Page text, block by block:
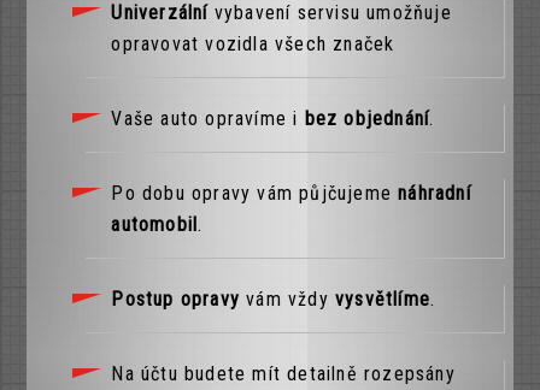
Univerzální vybavení servisu umožňuje
opravovat vozidla všech značek
Vaše auto opravíme i bez objednání.
Po dobu opravy vám půjčujemenáhradní
automobil.
Postup opravy vám vždy vysvětlíme.
Na účtu budete mít detailně rozepsány